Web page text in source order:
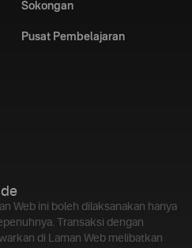
Sokongan
Pusat Pembelajaran
Web ini boleh dilaksanakan hanya
Transaksi dengan
di Laman Web melibatkan